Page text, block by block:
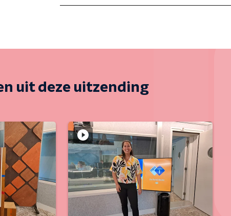
uit deze uitzending